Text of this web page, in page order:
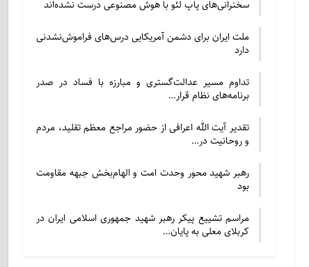
سخنرانی‌های پاپ لئو با هوش مصنوعی درست نشده‌اند
ملت ایران برای دشمن آمریکایی درس‌های فراموش‌نشدنی
دارد
تداوم مسیر عدالت‌گستری و مبارزه با فساد در صدر
برنامه‌های نظام قرار…
تقدیر آیت الله اعرافی از حضور مراجع معظم تقلید، مردم
و روحانیت در…
رهبر شهید محور وحدت امت و الهام‌بخش جبهه مقاومت
بود
مراسم تشییع پیکر رهبر شهید جمهوری اسلامی ایران در
کربلای معلی به پایان…